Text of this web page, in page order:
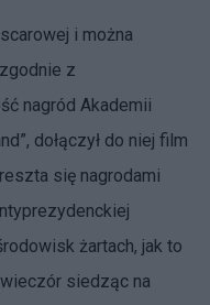
i można
z
nagród Akademii
dołączył do niej film
się nagrodami
żartach, jak to
siedząc na